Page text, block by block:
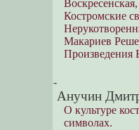
Костромские
Макариев
Произведения
-
Анучин
О культуре
символах.